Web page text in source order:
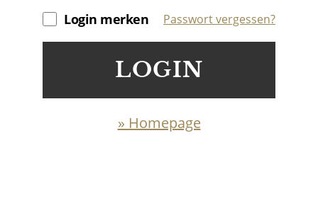
Login merken Passwort vergessen?
LOGIN
» Homepage